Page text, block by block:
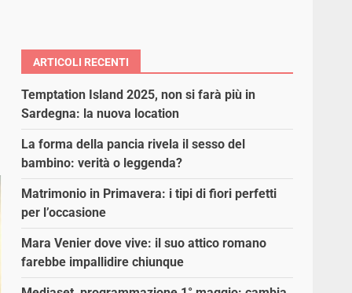
ARTICOLI RECENTI
Temptation Island 2025, non si farà più in
Sardegna: la nuova location
La forma della pancia rivela il sesso del
bambino: verità o leggenda?
Matrimonio in Primavera: i tipi di fiori perfetti
per l’occasione
Mara Venier dove vive: il suo attico romano
farebbe impallidire chiunque